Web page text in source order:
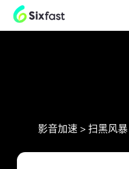
影音加速 > 扫黑风暴